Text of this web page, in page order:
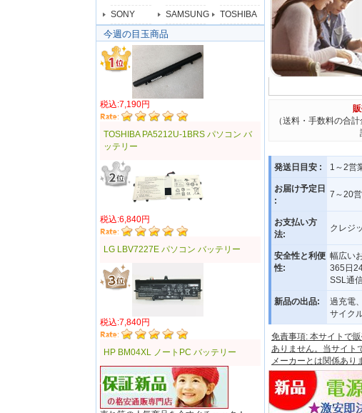
SONY
SAMSUNG TOSHIBA
今週の目玉商品
税込:7,190円
TOSHIBA PA5212U-1BRS パソコン バ
ッテリー
税込:6,840円
LG LBV7227E パソコン バッテリー
税込:7,840円
HP BM04XL ノートPC バッテリー
（送料・手数料の合
発送日目安 : 1～2営
お届け予定日
:
7～20営
お支払い方
法:
クレジ
安全性と利便
性:
幅広い
365日
SSL通
新品の出品:
過充電
サイク
免責事項: 本サイトで
ありません。当サイト
メーカーとは関係あり